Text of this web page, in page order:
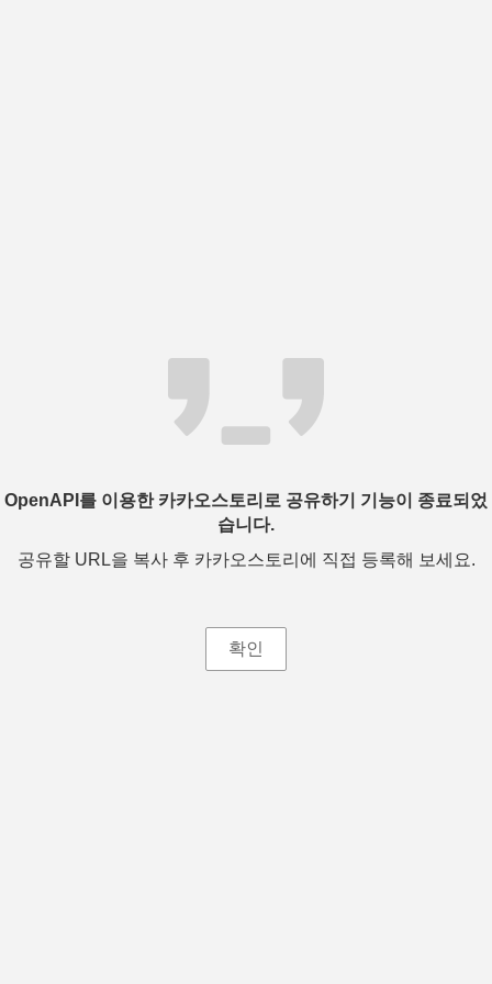
OpenAPI를 이용한 카카오스토리로 공유하기 기능이 종료되었
습니다.
공유할 URL을 복사 후 카카오스토리에 직접 등록해 보세요.
확인